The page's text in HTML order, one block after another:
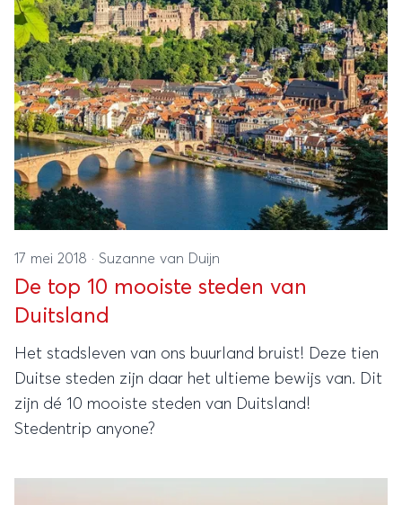
17 mei 2018 · Suzanne van Duijn
De top 10 mooiste steden van
Duitsland
Het stadsleven van ons buurland bruist! Deze tien
Duitse steden zijn daar het ultieme bewijs van. Dit
zijn dé 10 mooiste steden van Duitsland!
Stedentrip anyone?